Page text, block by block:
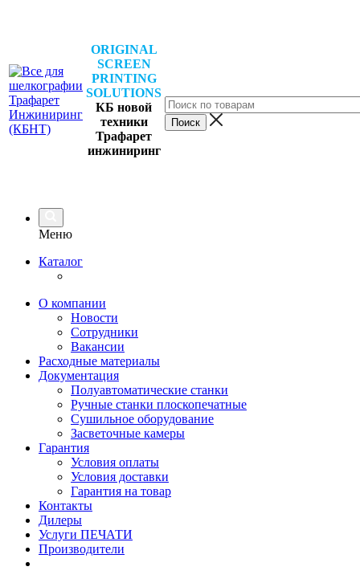
ORIGINAL
SCREEN
PRINTING
SOLUTIONS
КБ новой
техники
Трафарет
инжиниринг
Меню
Каталог
О компании
Новости
Сотрудники
Вакансии
Расходные материалы
Документация
Полуавтоматические станки
Ручные станки плоскопечатные
Сушильное оборудование
Засветочные камеры
Гарантия
Условия оплаты
Условия доставки
Гарантия на товар
Контакты
Дилеры
Услуги ПЕЧАТИ
Производители